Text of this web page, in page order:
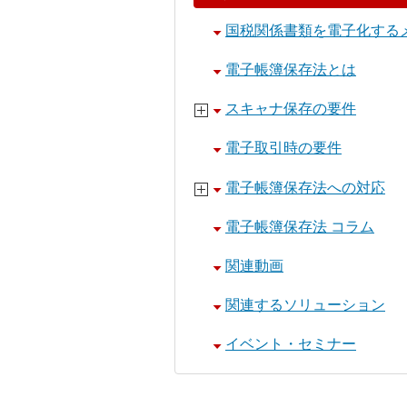
国税関係書類を電子化する
電子帳簿保存法とは
スキャナ保存の要件
電子取引時の要件
電子帳簿保存法への対応
電子帳簿保存法 コラム
関連動画
関連するソリューション
イベント・セミナー